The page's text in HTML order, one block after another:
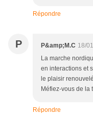
Répondre
P P&amp;M.C 18/
La marche
en interactions et
le plaisir
Méfiez-vous de la
Répondre